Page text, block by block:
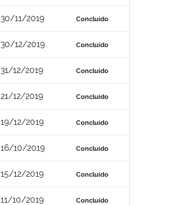
30/11/2019 Concluído
30/12/2019 Concluído
31/12/2019 Concluído
21/12/2019 Concluído
19/12/2019 Concluído
16/10/2019 Concluído
15/12/2019 Concluído
11/10/2019 Concluído